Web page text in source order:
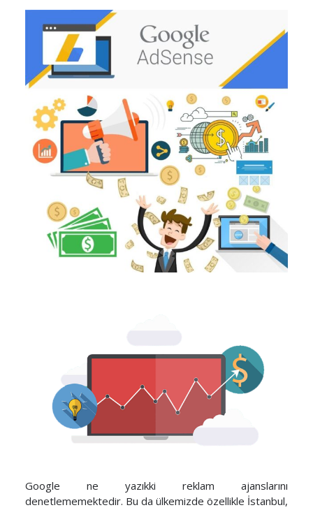
Google ne yazıkki reklam ajanslarını
denetlememektedir. Bu da ülkemizde özellikle İstanbul,